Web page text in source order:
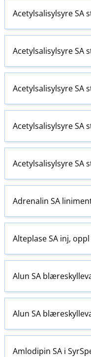
Acetylsalisylsyre SA
Acetylsalisylsyre SA
Acetylsalisylsyre SA
Acetylsalisylsyre SA
Acetylsalisylsyre SA
Adrenalin SA
Alteplase SA inj,
Alun SA
Alun SA
Amlodipin SA i